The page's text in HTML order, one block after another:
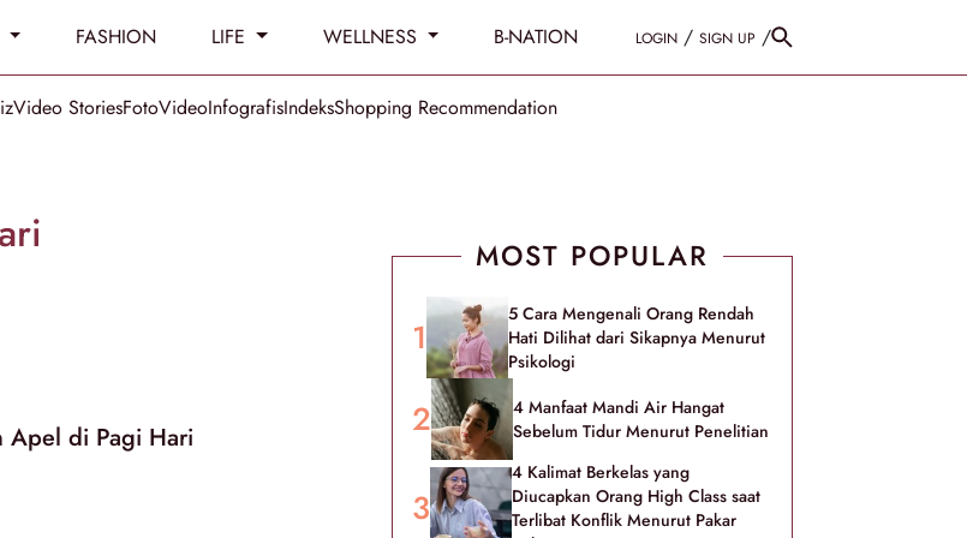
FASHION LIFE WELLNESS B-NATION LOGIN / SIGN UP /
Video StoriesFotoVideoInfografisIndeksShopping Recommendation
Apel di Pagi Hari
MOST POPULAR
5 Cara Mengenali Orang Rendah
Hati Dilihat dari Sikapnya Menurut
Psikologi
4 Manfaat Mandi Air Hangat
Sebelum Tidur Menurut Penelitian
4 Kalimat Berkelas yang
Diucapkan Orang High Class saat
Terlibat Konflik Menurut Pakar